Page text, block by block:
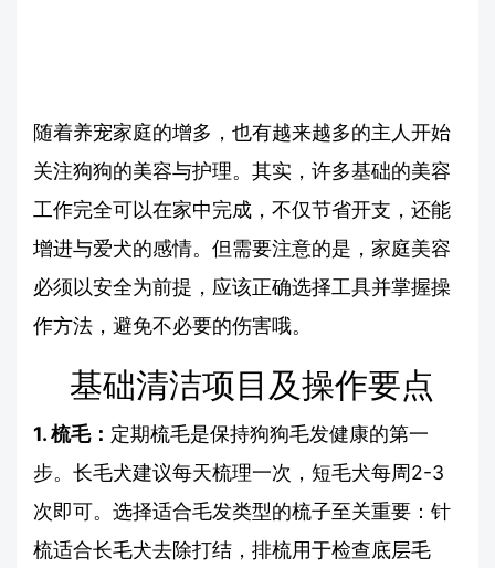
随着养宠家庭的增多，也有越来越多的主人开始
关注狗狗的美容与护理。其实，许多基础的美容
工作完全可以在家中完成，不仅节省开支，还能
增进与爱犬的感情。但需要注意的是，家庭美容
必须以安全为前提，应该正确选择工具并掌握操
作方法，避免不必要的伤害哦。
基础清洁项目及操作要点
1. 梳毛： 定期梳毛是保持狗狗毛发健康的第一
步。长毛犬建议每天梳理一次，短毛犬每周2-3
次即可。选择适合毛发类型的梳子至关重要：针
梳适合长毛犬去除打结，排梳用于检查底层毛